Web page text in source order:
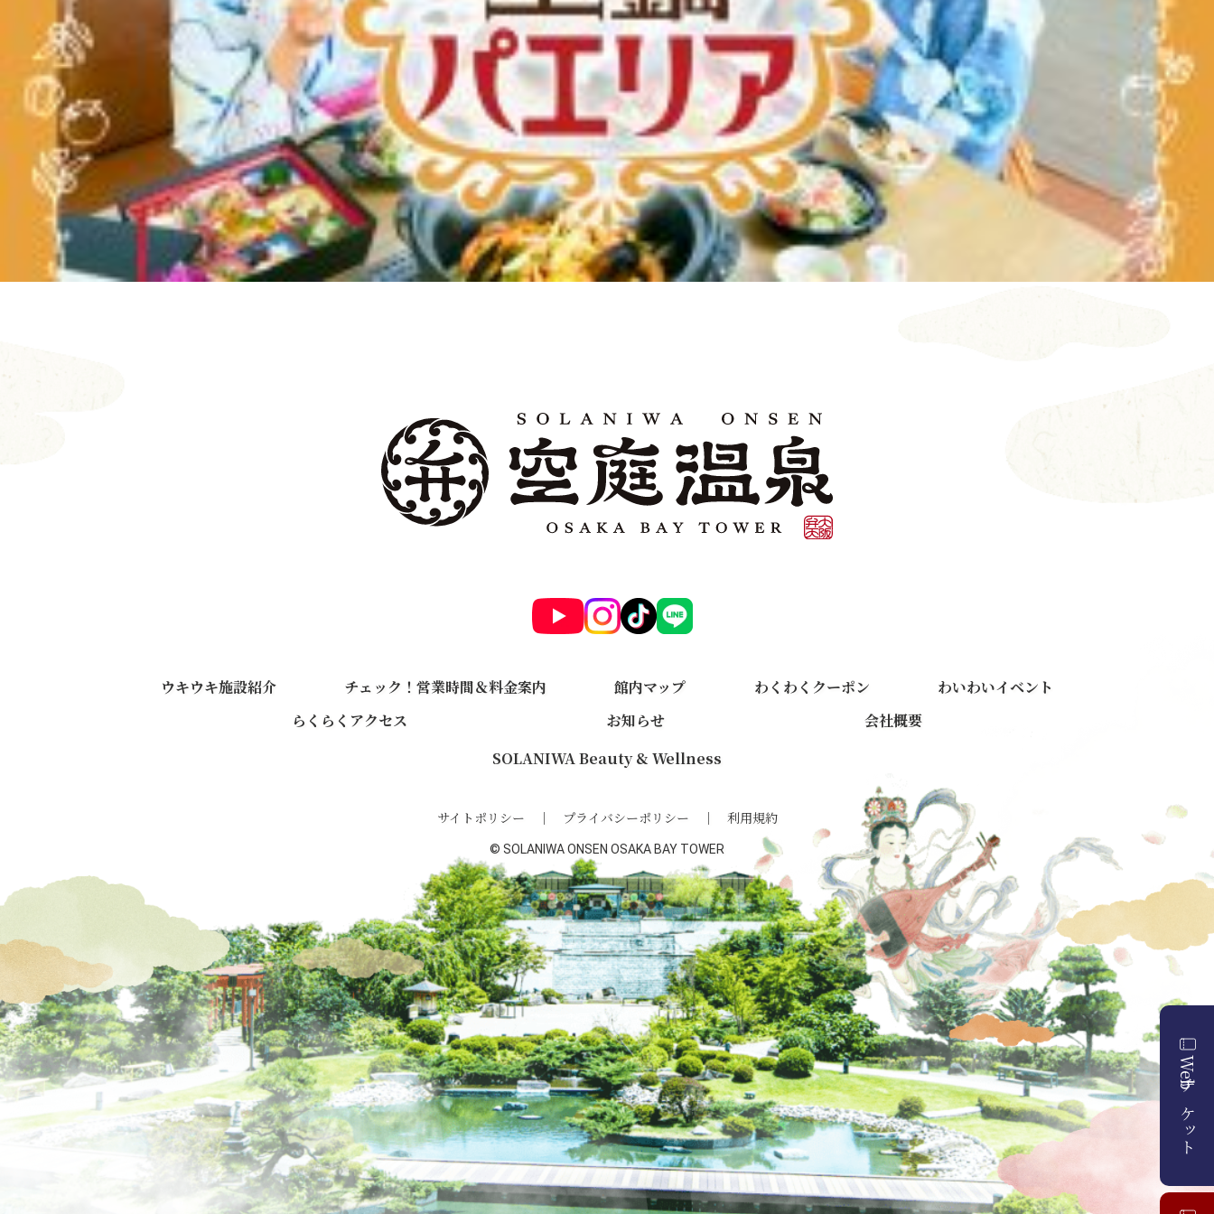
Webチケット
ウキウキ施設紹介 チェック！営業時間＆料金案内 館内マップ わくわくクーポン
わいわいイベント
らくらくアクセス
お知らせ
会社概要
SOLANIWA Beauty & Wellness
サイトポリシー プライバシーポリシー 利用規約
© SOLANIWA ONSEN OSAKA BAY TOWER